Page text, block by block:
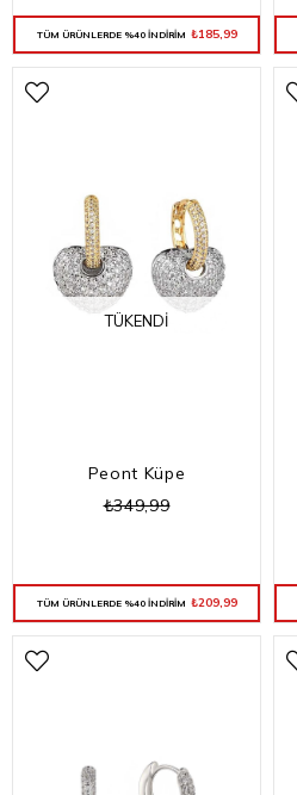
TÜM ÜRÜNLERDE %40 İNDİRİM ₺185,99
TÜKENDI
Peont Küpe
₺349,99
TÜM ÜRÜNLERDE %40 İNDİRİM ₺209,99